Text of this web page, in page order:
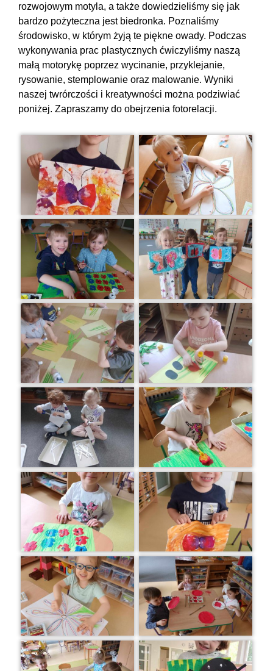
rozwojowym motyla, a także dowiedzieliśmy się jak
bardzo pożyteczna jest biedronka. Poznaliśmy
środowisko, w którym żyją te piękne owady. Podczas
wykonywania prac plastycznych ćwiczyliśmy naszą
małą motorykę poprzez wycinanie, przyklejanie,
rysowanie, stemplowanie oraz malowanie. Wyniki
naszej twrórczości i kreatywności można podziwiać
poniżej. Zapraszamy do obejrzenia fotorelacji.